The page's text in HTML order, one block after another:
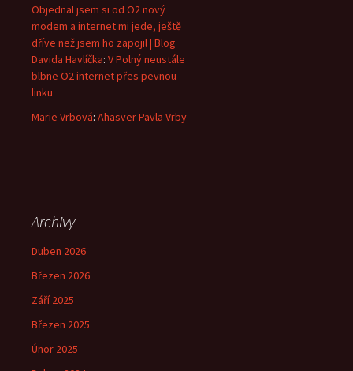
Objednal jsem si od O2 nový
modem a internet mi jede, ještě
dříve než jsem ho zapojil | Blog
Davida Havlíčka: V Polný neustále
blbne O2 internet přes pevnou
linku
Marie Vrbová: Ahasver Pavla Vrby
Archivy
Duben 2026
Březen 2026
Září 2025
Březen 2025
Únor 2025